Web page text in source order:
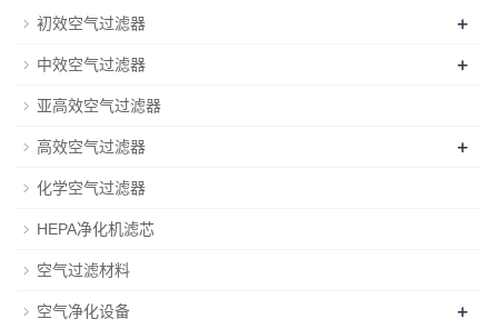
初效空气过滤器 +
中效空气过滤器 +
亚高效空气过滤器
高效空气过滤器 +
化学空气过滤器
HEPA净化机滤芯
空气过滤材料
空气净化设备 +